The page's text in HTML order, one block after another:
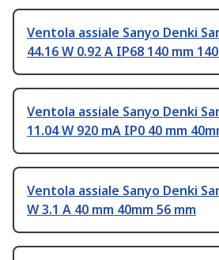
Ventola assiale Sanyo Denki
44.16 W 0.92 A IP68 140 mm
Ventola assiale Sanyo Denki
11.04 W 920 mA IP0 40 mm
Ventola assiale Sanyo Denki
W 3.1 A 40 mm 40mm 56 mm